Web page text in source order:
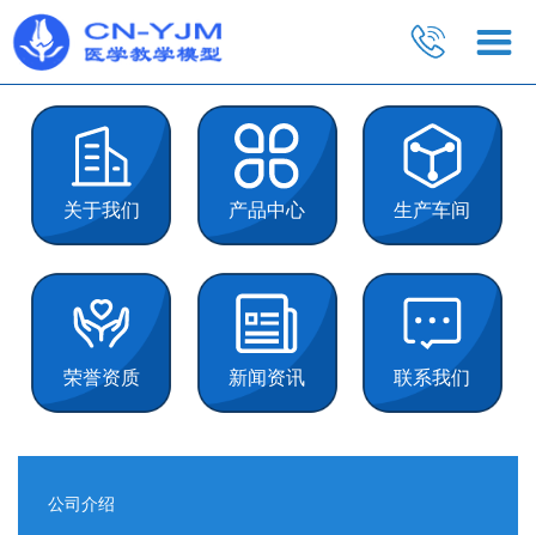
关于我们 产品中心 生产车间
荣誉资质 新闻资讯 联系我们
公司介绍